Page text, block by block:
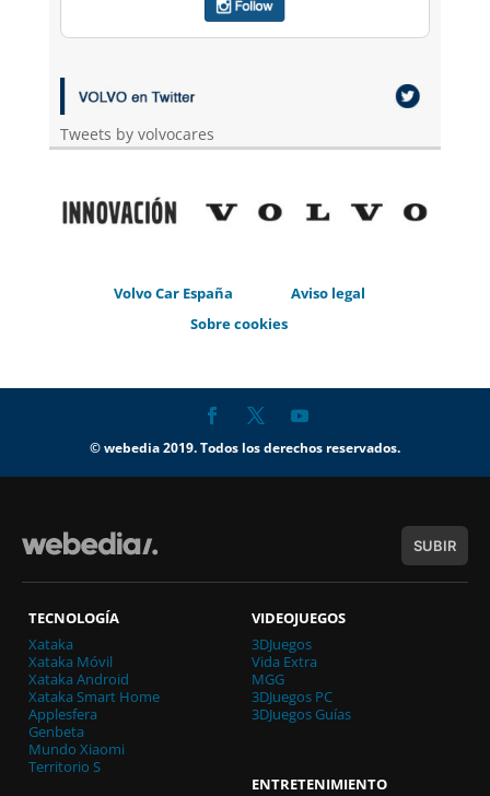
Tweets by volvocares
Volvo Car España
Aviso legal
Sobre cookies
© webedia 2019. Todos los derechos reservados.
SUBIR
TECNOLOGÍA
Xataka
Xataka Móvil
Xataka Android
Xataka Smart Home
Applesfera
Genbeta
Mundo Xiaomi
Territorio S
VIDEOJUEGOS
3DJuegos
Vida Extra
MGG
3DJuegos PC
3DJuegos Guías
ENTRETENIMIENTO